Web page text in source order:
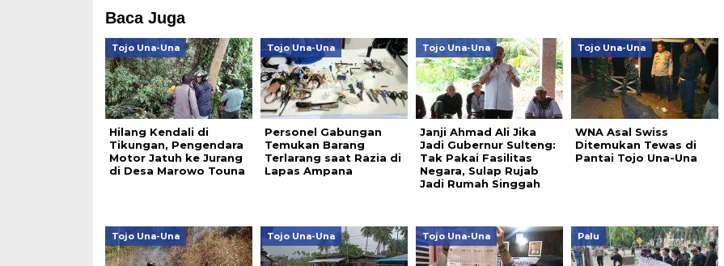
Baca Juga
Tojo Una-Una
Hilang Kendali di
Tikungan, Pengendara
Motor Jatuh ke Jurang
di Desa Marowo Touna
Tojo Una-Una
Personel Gabungan
Temukan Barang
Terlarang saat Razia di
Lapas Ampana
Tojo Una-Una
Janji Ahmad Ali Jika
Jadi Gubernur Sulteng:
Tak Pakai Fasilitas
Negara, Sulap Rujab
Jadi Rumah Singgah
Tojo Una-Una
WNA Asal Swiss
Ditemukan Tewas di
Pantai Tojo Una-Una
Tojo Una-Una Tojo Una-Una Tojo Una-Una Palu